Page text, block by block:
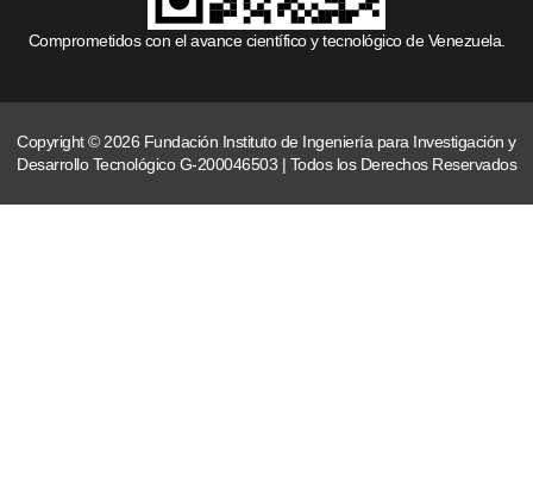
Comprometidos con el avance científico y tecnológico de Venezuela.
Copyright © 2026 Fundación Instituto de Ingeniería para Investigación y
Desarrollo Tecnológico G-200046503 | Todos los Derechos Reservados